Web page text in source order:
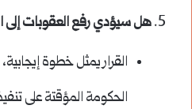
هل سيؤدي رفع العقوبات إلى
القرار يمثل خطوة
الحكومة المؤقتة على